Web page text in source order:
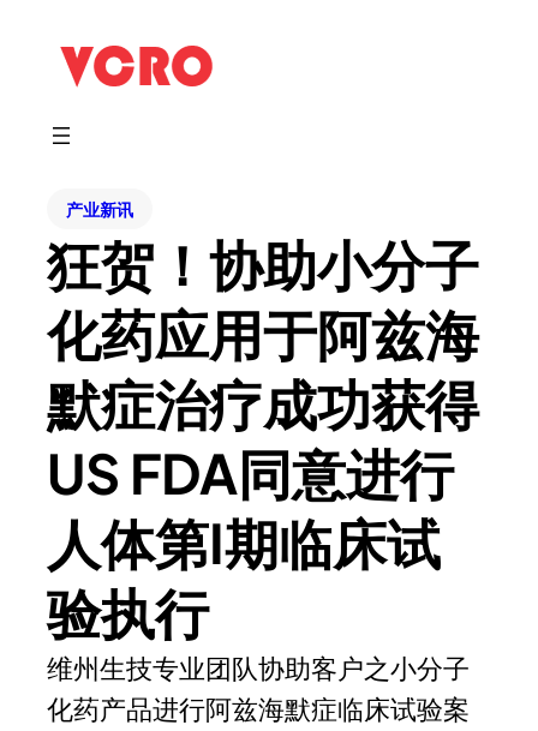
产业新讯
狂贺！协助小分子
化药应用于阿兹海
默症治疗成功获得
US FDA同意进行
人体第I期临床试
验执行
维州生技专业团队协助客户之小分子
化药产品进行阿兹海默症临床试验案